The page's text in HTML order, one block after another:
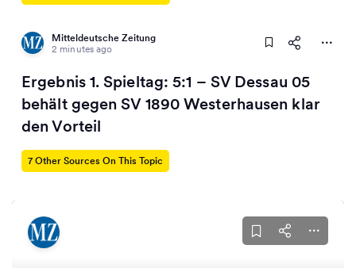
Mitteldeutsche Zeitung
2 minutes ago
Ergebnis 1. Spieltag: 5:1 – SV Dessau 05
behält gegen SV 1890 Westerhausen klar
den Vorteil
7 Other Sources On This Topic